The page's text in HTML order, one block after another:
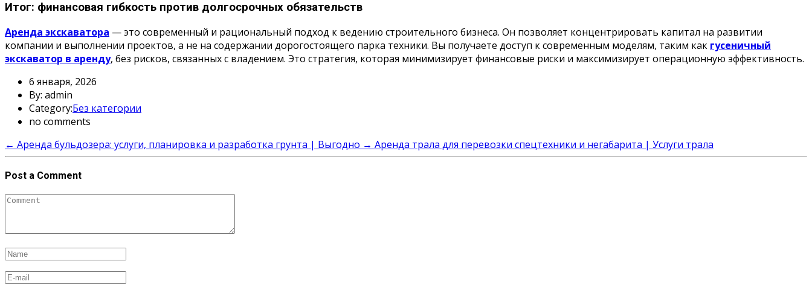
Итог: финансовая гибкость против долгосрочных обязательств
Аренда экскаватора — это современный и рациональный подход к ведению строительного бизнеса. Он позволяет концентрировать капитал на развитии
компании и выполнении проектов, а не на содержании дорогостоящего парка техники. Вы получаете доступ к современным моделям, таким как гусеничный
экскаватор в аренду, без рисков, связанных с владением. Это стратегия, которая минимизирует финансовые риски и максимизирует операционную эффективность.
6 января, 2026
By: admin
Category:Без категории
no comments
← Аренда бульдозера: услуги, планировка и разработка грунта | Выгодно → Аренда трала для перевозки спецтехники и негабарита | Услуги трала
Post a Comment